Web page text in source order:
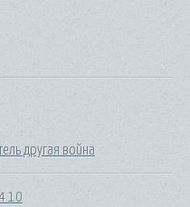
другая война
10